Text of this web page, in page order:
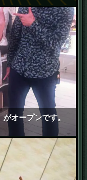
オープンです。